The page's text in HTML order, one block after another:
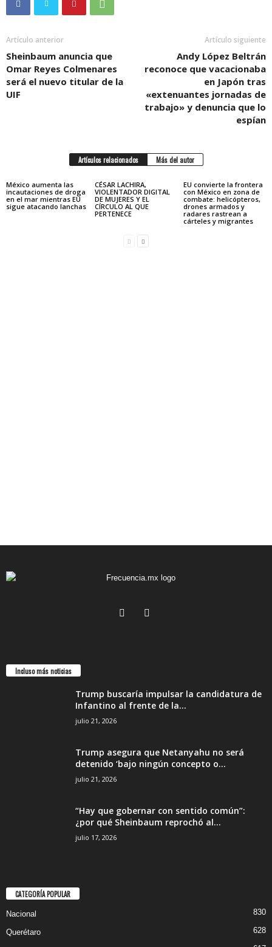
Artículo anterior
Sheinbaum anuncia que
Omar Reyes Colmenares
será el nuevo titular de la
UIF
Artículo siguiente
Andy López Beltrán
reconoce que vacacionaba
en Japón tras
«extenuantes jornadas de
trabajo» y denuncia que lo
espían
Artículos relacionados Más del autor
México aumenta las
incautaciones de droga
en el mar mientras EU
sigue atacando lanchas
CÉSAR LACHIRA,
VIOLENTADOR DIGITAL
DE MUJERES Y EL
CÍRCULO AL QUE
PERTENECE
EU convierte la frontera
con México en zona de
combate: helicópteros,
drones armados y
radares rastrean a
cárteles y migrantes
Incluso más noticias
Trump buscaría impulsar la candidatura de
Infantino al frente de la...
julio 21, 2026
Trump asegura que Netanyahu no será
detenido ‘bajo ningún concepto o...
julio 21, 2026
“Hay que gobernar con sentido común”:
¿por qué Sheinbaum reprochó al...
julio 17, 2026
CATEGORÍA POPULAR
Nacional 830
Querétaro 628